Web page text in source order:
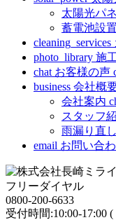
太陽光パ
蓄電池設置
cleaning_services
photo_library 施
chat お客様の声
business 会社概
会社案内
スタッフ
雨漏り直
email お問い合
フリーダイヤル
0800-200-6633
受付時間:10:00-17:00